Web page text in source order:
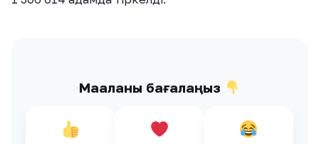
Мақаланы бағалаңыз